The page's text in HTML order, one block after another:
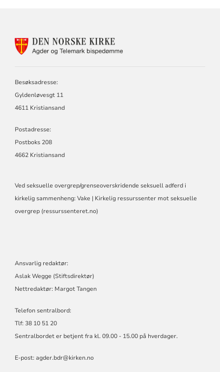
FOR
Besøksadresse:
Gyldenløvesgt 11
4611 Kristiansand
Postadresse:
Postboks 208
4662 Kristiansand
Ved seksuelle overgrep/grenseoverskridende seksuell adferd i
kirkelig sammenheng: Vake | Kirkelig ressurssenter mot seksuelle
overgrep (ressurssenteret.no)
Ansvarlig redaktør:
Aslak Wegge (Stiftsdirektør)
Nettredaktør: Margot Tangen
Telefon sentralbord:
Tlf: 38 10 51 20
Sentralbordet er betjent fra kl. 09.00 - 15.00 på hverdager.
E-post: agder.bdr@kirken.no